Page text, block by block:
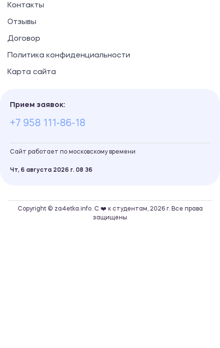
Контакты
Отзывы
Договор
Политика конфиденциальности
Карта сайта
Прием заявок:
+7 958 111-86-18
Сайт работает по московскому времени
Чт, 6 августа 2026 г. 08 36
Copyright © za4etka.info. С ❤️ к студентам, 2026 г. Все права
защищены